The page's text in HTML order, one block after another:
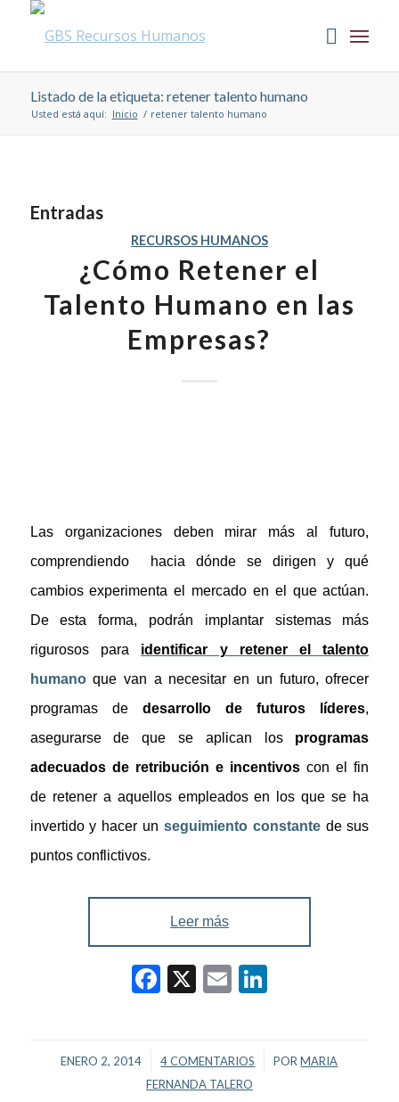
Listado de la etiqueta: retener talento humano
Usted está aquí: Inicio / retener talento humano
Entradas
RECURSOS HUMANOS
¿Cómo Retener el
Talento Humano en las
Empresas?
Las organizaciones deben mirar más al futuro,
comprendiendo hacia dónde se dirigen y qué
cambios experimenta el mercado en el que actúan.
De esta forma, podrán implantar sistemas más
rigurosos para
identificar y retener el talento
humanoque van a necesitar en un futuro, ofrecer
programas de desarrollo de futuros líderes,
asegurarse de que se aplican los programas
adecuados de retribución e incentivos con el fin
de retener a aquellos empleados en los que se ha
invertido y hacer un seguimiento constantede sus
puntos conflictivos.
Leer más
Facebook
X EmailLinkedIn
ENERO 2, 2014
/ 4 COMENTARIOS
/ PORMARIA
FERNANDA TALERO